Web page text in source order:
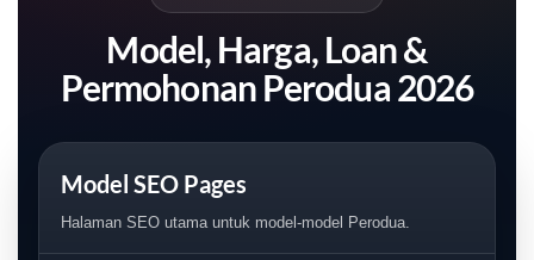
Model, Harga, Loan &
Permohonan Perodua 2026
Model SEO Pages
Halaman SEO utama untuk model-model Perodua.